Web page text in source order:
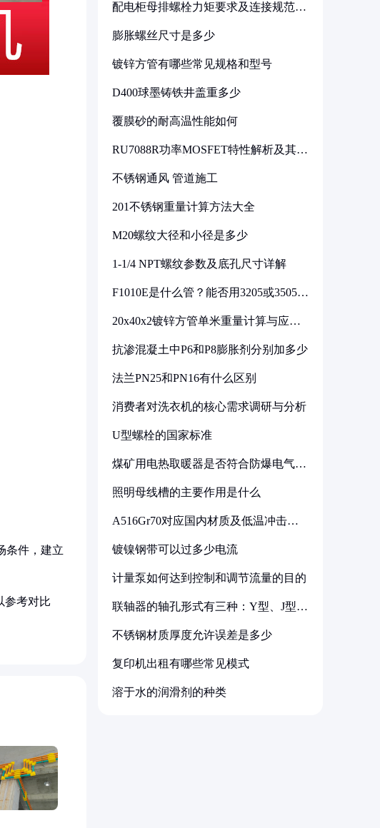
条件，建立
参考对比
配电柜母排螺栓力矩要求及连接规范详
膨胀螺丝尺寸是多少
镀锌方管有哪些常见规格和型号
D400球墨铸铁井盖重多少
覆膜砂的耐高温性能如何
RU7088R功率MOSFET特性解析及其在
不锈钢通风 管道施工
201不锈钢重量计算方法大全
M20螺纹大径和小径是多少
1-1/4 NPT螺纹参数及底孔尺寸详解
F1010E是什么管？能否用3205或3505代
20x40x2镀锌方管单米重量计算与应用
抗渗混凝土中P6和P8膨胀剂分别加多少
法兰PN25和PN16有什么区别
消费者对洗衣机的核心需求调研与分析
U型螺栓的国家标准
煤矿用电热取暖器是否符合防爆电气设
照明母线槽的主要作用是什么
A516Gr70对应国内材质及低温冲击要
镀镍钢带可以过多少电流
计量泵如何达到控制和调节流量的目的
联轴器的轴孔形式有三种：Y型、J型、
不锈钢材质厚度允许误差是多少
复印机出租有哪些常见模式
溶于水的润滑剂的种类